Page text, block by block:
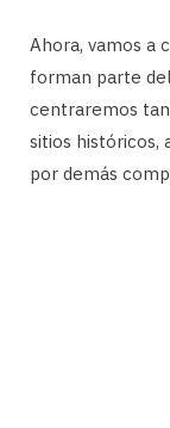
Ahora, vamos a
forman parte
centraremos
sitios históricos,
por demás